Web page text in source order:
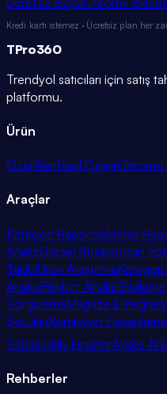
Kredi kartı istemez · Ücretsiz plan her
TPro360
Trendyol satıcıları için satış
platformu.
Ürün
ÖzelliklerNasıl ÇalışırChrome
Araçlar
Kategori RaporlarıMarka
AnalizGörsel StüdyoÜrün
TakibiÜrün AraştırmaKategori
AnaliziReklam Analizi
SorgulamaMağaza
SorularıKomisyon Hesaplama
SatanlarNiş FırsatlarAnaliz
Rehberler